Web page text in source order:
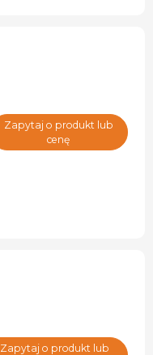
Zapytaj o produkt lub
cenę
Zapytaj o produkt lub